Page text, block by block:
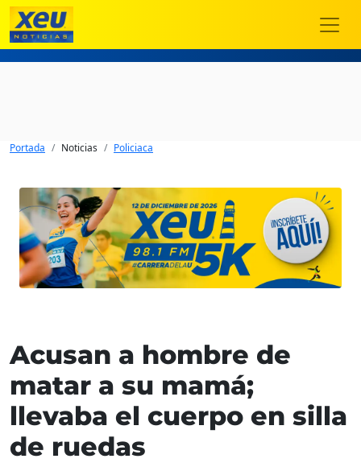
Portada Noticias Policiaca
Acusan a hombre de
matar a su mamá;
llevaba el cuerpo en silla
de ruedas